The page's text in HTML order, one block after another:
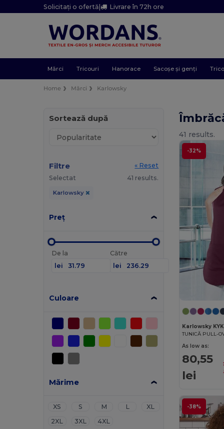
Solicitați o ofertă| Livrare în 72h ore
Mărci Tricouri Hanorace Sacoșe și genți
Home Mărci Karlowsky
Sortează după
Filtre
« Reset
Selectat
41 results.
Karlowsky
Preț
De la
lei
Către
lei
Culoare
Mărime
XS S M L
XL
2XL
3XL 4XL
41 results.
-32%
Karlowsky
TUNICĂ PULL-
As low as:
80,55
lei
-38%